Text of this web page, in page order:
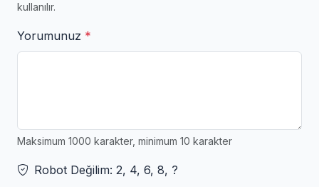
kullanılır.
Yorumunuz *
Maksimum 1000 karakter, minimum 10 karakter
Robot Değilim: 2, 4, 6, 8, ?